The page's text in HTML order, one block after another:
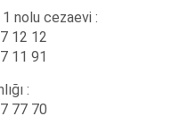
1 nolu cezaevi :
12 12
11 91
:
77 70